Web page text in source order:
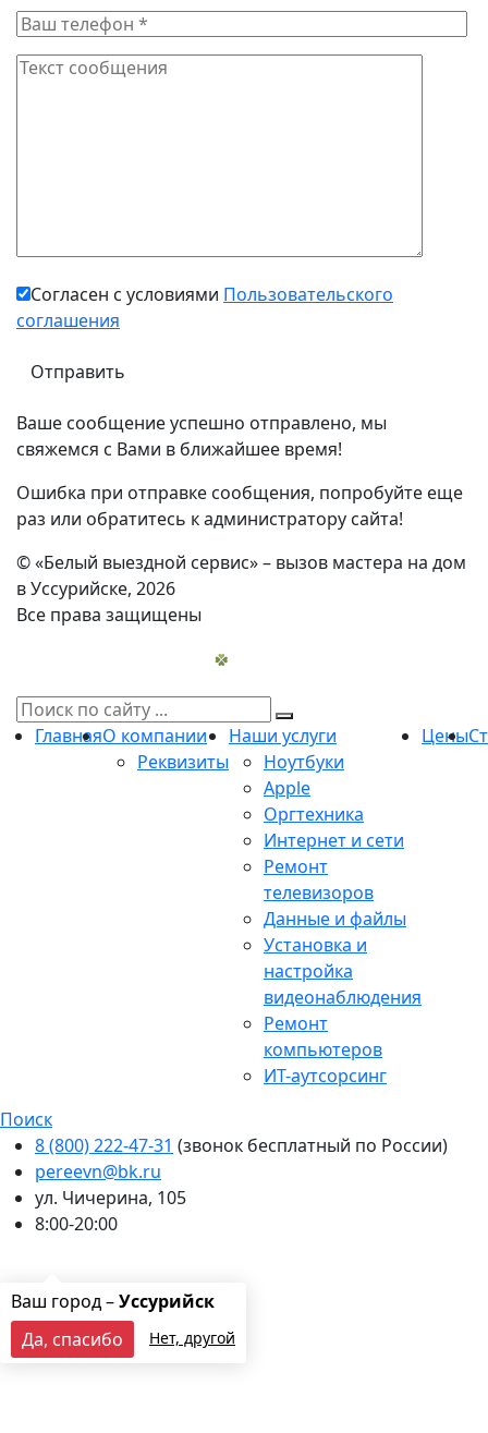
Согласен с условиями Пользовательского
соглашения
Ваше сообщение успешно отправлено, мы
свяжемся с Вами в ближайшее время!
Ошибка при отправке сообщения, попробуйте еще
раз или обратитесь к администратору сайта!
© «Белый выездной сервис» – вызов мастера на дом
в Уссурийске, 2026
Все права защищены
ГлавнаяО компании
Реквизиты
Наши услуги
Ноутбуки
Apple
Оргтехника
Интернет и сети
Ремонт
телевизоров
Данные и файлы
Установка и
настройка
видеонаблюдения
Ремонт
компьютеров
ИТ-аутсорсинг
Цены
Поиск
8 (800) 222-47-31 (звонок бесплатный по России)
pereevn@bk.ru
ул. Чичерина, 105
8:00-20:00
Ваш город –Уссурийск
Да, спасибо
Нет, другой
Оставить заявку